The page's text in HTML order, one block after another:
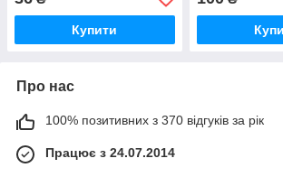
Купити
Про нас
100% позитивних з 370 відгуків за рік
Працює з 24.07.2014